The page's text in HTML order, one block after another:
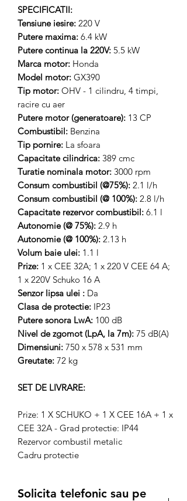
SPECIFICATII:
Tensiune iesire: 220 V
Putere maxima: 6.4 kW
Putere continua la 220V: 5.5 kW
Marca motor: Honda
Model motor: GX390
Tip motor: OHV - 1 cilindru, 4 timpi,
racire cu aer
Putere motor (generatoare): 13 CP
Combustibil: Benzina
Tip pornire: La sfoara
Capacitate cilindrica: 389 cmc
Turatie nominala motor: 3000 rpm
Consum combustibil (@75%): 2.1 l/h
Consum combustibil (@ 100%): 2.8 l/h
Capacitate rezervor combustibil: 6.1 l
Autonomie (@ 75%): 2.9 h
Autonomie (@ 100%): 2.13 h
Volum baie ulei: 1.1 l
Prize: 1 x CEE 32A; 1 x 220 V CEE 64 A;
1 x 220V Schuko 16 A
Senzor lipsa ulei : Da
Clasa de protectie: IP23
Putere sonora LwA: 100 dB
Nivel de zgomot (LpA, la 7m): 75 dB(A)
Dimensiuni: 750 x 578 x 531 mm
Greutate: 72 kg
SET DE LIVRARE:
Prize: 1 X SCHUKO + 1 X CEE 16A + 1 x
CEE 32A - Grad protectie: IP44
Rezervor combustil metalic
Cadru protectie
Solicita telefonic sau pe